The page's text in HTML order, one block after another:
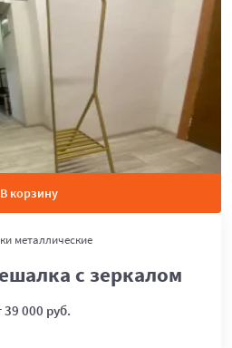
В корзину
металлические
с зеркалом
39 000 руб.